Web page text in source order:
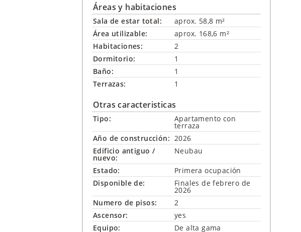
Áreas y habitaciones
Sala de estar total:
aprox. 58,8 m²
Área utilizable:
aprox. 168,6 m²
Habitaciones:
2
Dormitorio:
1
Baño:
1
Terrazas:
1
Otras caracteristicas
Tipo: Apartamento con
terraza
Año de construcción: 2026
Edificio antiguo /
nuevo:
Neubau
Estado:
Primera ocupación
Disponible de:
Finales de febrero de
2026
Numero de pisos:
2
Ascensor:
yes
Equipo:
De alta gama